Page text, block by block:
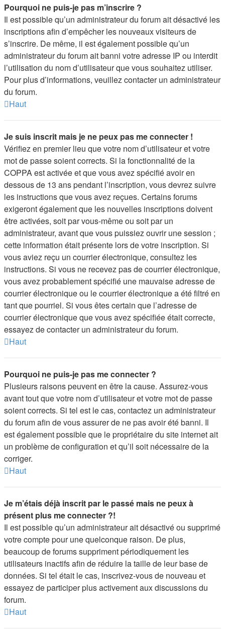
Pourquoi ne puis-je pas m’inscrire ?
Il est possible qu’un administrateur du forum ait désactivé les
inscriptions afin d’empêcher les nouveaux visiteurs de
s’inscrire. De même, il est également possible qu’un
administrateur du forum ait banni votre adresse IP ou interdit
l’utilisation du nom d’utilisateur que vous souhaitez utiliser.
Pour plus d’informations, veuillez contacter un administrateur
du forum.
Haut
Je suis inscrit mais je ne peux pas me connecter !
Vérifiez en premier lieu que votre nom d’utilisateur et votre
mot de passe soient corrects. Si la fonctionnalité de la
COPPA est activée et que vous avez spécifié avoir en
dessous de 13 ans pendant l’inscription, vous devrez suivre
les instructions que vous avez reçues. Certains forums
exigeront également que les nouvelles inscriptions doivent
être activées, soit par vous-même ou soit par un
administrateur, avant que vous puissiez ouvrir une session ;
cette information était présente lors de votre inscription. Si
vous aviez reçu un courrier électronique, consultez les
instructions. Si vous ne recevez pas de courrier électronique,
vous avez probablement spécifié une mauvaise adresse de
courrier électronique ou le courrier électronique a été filtré en
tant que pourriel. Si vous êtes certain que l’adresse de
courrier électronique que vous avez spécifiée était correcte,
essayez de contacter un administrateur du forum.
Haut
Pourquoi ne puis-je pas me connecter ?
Plusieurs raisons peuvent en être la cause. Assurez-vous
avant tout que votre nom d’utilisateur et votre mot de passe
soient corrects. Si tel est le cas, contactez un administrateur
du forum afin de vous assurer de ne pas avoir été banni. Il
est également possible que le propriétaire du site internet ait
un problème de configuration et qu’il soit nécessaire de la
corriger.
Haut
Je m’étais déjà inscrit par le passé mais ne peux à
présent plus me connecter ?!
Il est possible qu’un administrateur ait désactivé ou supprimé
votre compte pour une quelconque raison. De plus,
beaucoup de forums suppriment périodiquement les
utilisateurs inactifs afin de réduire la taille de leur base de
données. Si tel était le cas, inscrivez-vous de nouveau et
essayez de participer plus activement aux discussions du
forum.
Haut